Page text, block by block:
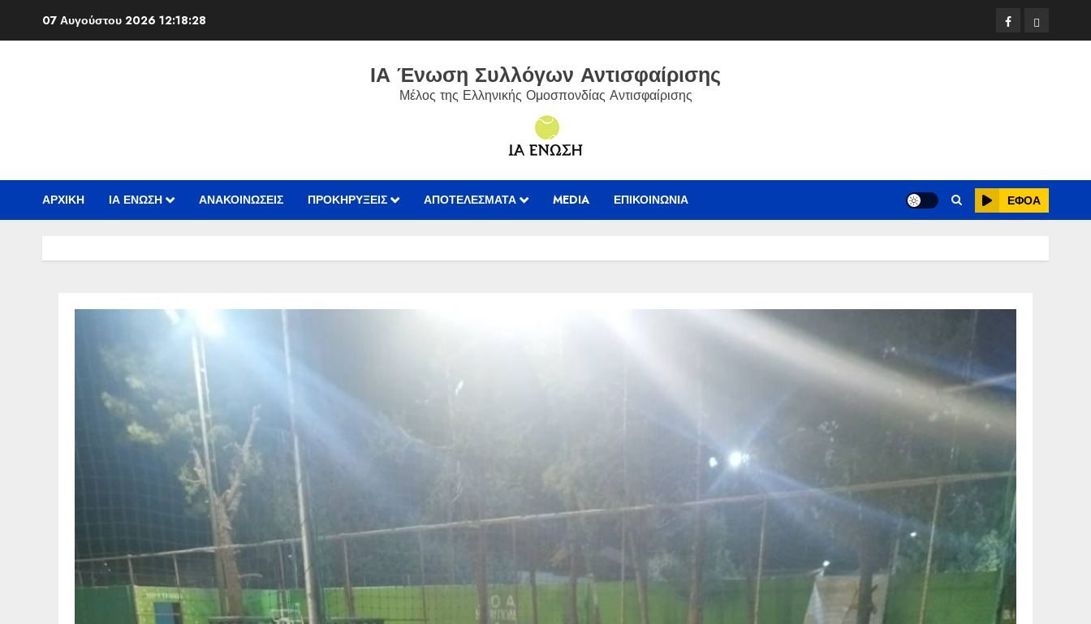
07 Αυγούστου 2026 12:18:29 Facebook
ΕΦΟΑ
Τένις
ΙΑ Ένωση Συλλόγων Αντισφαίρισης
Μέλος της Ελληνικής Ομοσπονδίας Αντισφαίρισης
ΑΡΧΙΚΗ ΙΑ ΕΝΩΣΗ ΑΝΑΚΟΙΝΩΣΕΙΣ ΠΡΟΚΗΡΥΞΕΙΣ ΑΠΟΤΕΛΈΣΜΑΤΑ MEDIA ΕΠΙΚΟΙΝΩΝIΑ ΕΦΟΑ